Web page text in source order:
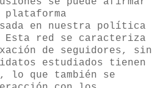
plataforma
en nuestra política
red se caracteriza
de seguidores, sin
estudiados tienen
lo que también se